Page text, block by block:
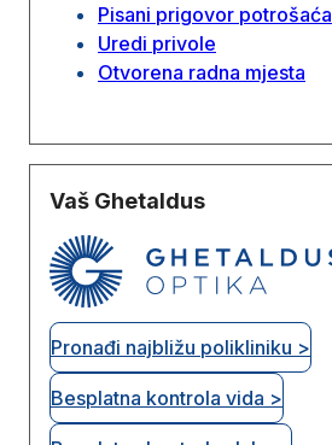
Pisani prigovor potrošaća
Uredi privole
Otvorena radna mjesta
Vaš Ghetaldus
Pronađi najbližu polikliniku >
Besplatna kontrola vida >